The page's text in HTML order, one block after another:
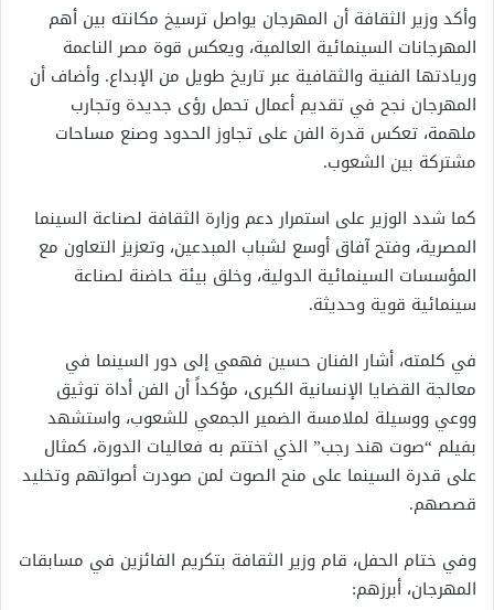
وأكد وزير الثقافة أن المهرجان يواصل ترسيخ مكانته بين أهم
المهرجانات السينمائية العالمية، ويعكس قوة مصر الناعمة
وريادتها الفنية والثقافية عبر تاريخ طويل من الإبداع. وأضاف أن
المهرجان نجح في تقديم أعمال تحمل رؤى جديدة وتجارب
ملهمة، تعكس قدرة الفن على تجاوز الحدود وصنع مساحات
مشتركة بين الشعوب.
كما شدد الوزير على استمرار دعم وزارة الثقافة لصناعة السينما
المصرية، وفتح آفاق أوسع لشباب المبدعين، وتعزيز التعاون مع
المؤسسات السينمائية الدولية، وخلق بيئة حاضنة لصناعة
سينمائية قوية وحديثة.
في كلمته، أشار الفنان حسين فهمي إلى دور السينما في
معالجة القضايا الإنسانية الكبرى، مؤكداً أن الفن أداة توثيق
ووعي ووسيلة لملامسة الضمير الجمعي للشعوب، واستشهد
بفيلم “صوت هند رجب” الذي اختتم به فعاليات الدورة، كمثال
على قدرة السينما على منح الصوت لمن صودرت أصواتهم وتخليد
قصصهم.
وفي ختام الحفل، قام وزير الثقافة بتكريم الفائزين في مسابقات
المهرجان، أبرزهم: